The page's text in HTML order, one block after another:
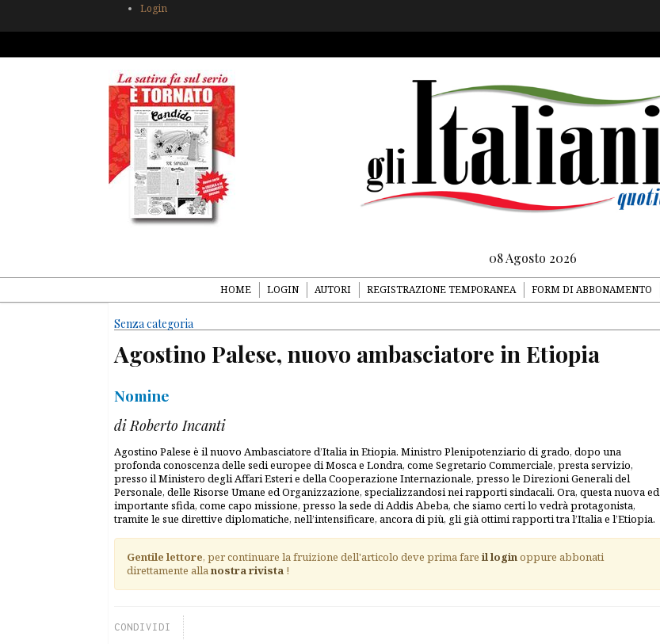
Login
08 Agosto 2026
HOME LOGIN AUTORI REGISTRAZIONE TEMPORANEA FORM DI ABBONAMENTO
Senza categoria
Agostino Palese, nuovo ambasciatore in Etiopia
Nomine
di Roberto Incanti
Agostino Palese è il nuovo Ambasciatore d’Italia in Etiopia. Ministro Plenipotenziario di grado, dopo una
profonda conoscenza delle sedi europee di Mosca e Londra, come Segretario Commerciale, presta servizio,
presso il Ministero degli Affari Esteri e della Cooperazione Internazionale, presso le Direzioni Generali del
Personale, delle Risorse Umane ed Organizzazione, specializzandosi nei rapporti sindacali. Ora, questa nuova ed
importante sfida, come capo missione, presso la sede di Addis Abeba, che siamo certi lo vedrà protagonista,
tramite le sue direttive diplomatiche, nell’intensificare, ancora di più, gli già ottimi rapporti tra l’Italia e l’Etiopia.
Gentile lettore, per continuare la fruizione dell'articolo deve prima fare il loginoppure abbonati
direttamente allanostra rivista !
CONDIVIDI